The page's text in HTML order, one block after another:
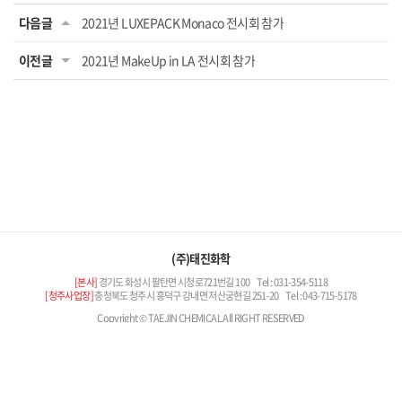
다음글 2021년 LUXEPACK Monaco 전시회 참가
이전글 2021년 MakeUp in LA 전시회 참가
(주)태진화학
[본사]경기도 화성시 팔탄면 시청로721번길 100 Tel : 031-354-5118
[청주사업장]충청북도 청주시 흥덕구 강내면 저산궁현길 251-20 Tel : 043-715-5178
Copyright © TAEJIN CHEMICAL All RIGHT RESERVED